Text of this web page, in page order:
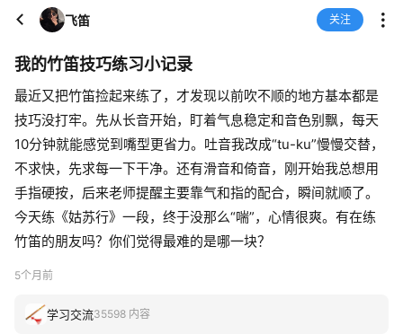
飞笛 关注
我的竹笛技巧练习小记录
最近又把竹笛捡起来练了，才发现以前吹不顺的地方基本都是
技巧没打牢。先从长音开始，盯着气息稳定和音色别飘，每天
10分钟就能感觉到嘴型更省力。吐音我改成“tu-ku”慢慢交替，
不求快，先求每一下干净。还有滑音和倚音，刚开始我总想用
手指硬按，后来老师提醒主要靠气和指的配合，瞬间就顺了。
今天练《姑苏行》一段，终于没那么“喘”，心情很爽。有在练
竹笛的朋友吗？你们觉得最难的是哪一块？
5个月前
学习交流35598 内容